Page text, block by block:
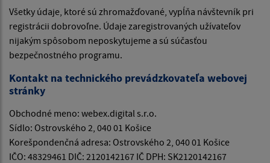
Všetky údaje, ktoré sú zhromažďované, vypĺňa návštevník pri
registrácii dobrovoľne. Údaje zaregistrovaných užívateľov
nijakým spôsobom neposkytujeme a sú súčasťou
bezpečnostného programu.
Kontakt na technického prevádzkovateľa webovej
stránky
Obchodné meno: webex.digital s.r.o.
Sídlo: Ostrovského 2, 040 01 Košice
Korešpondenčná adresa: Ostrovského 2, 040 01 Košice
IČO: 48329461 DIČ: 2120142167 IČ DPH: SK2120142167